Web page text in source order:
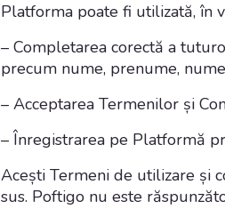
Platforma poate fi utilizată, în
– Completarea corectă a
precum nume, prenume,
– Acceptarea Termenilor și
– Înregistrarea pe Platformă
Acești Termeni de utilizare și
sus. Poftigo nu este